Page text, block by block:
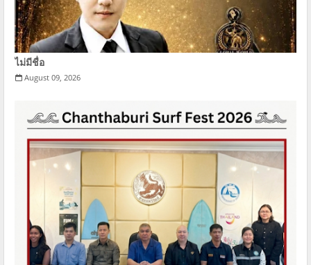
ไม่มีชื่อ
August 09, 2026